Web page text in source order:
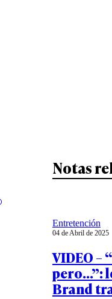
Notas
Entretención
04 de Abril de 2025
VIDEO –
pero…”:
Brand